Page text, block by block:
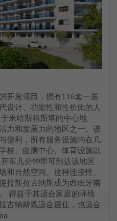
开发项目，拥有116套一居
设计、功能性和性价比的人
米哈斯科斯塔的中心地
力和发展力的地区之一。该
便利，所有服务设施均在几
校、健康中心、体育设施以
车几分钟即可到达该地区
和自然空间。这种连接性、
拉斯拉古纳斯成为西班牙南
得益于其适合家庭的环境
古纳斯既适合居住，也适合